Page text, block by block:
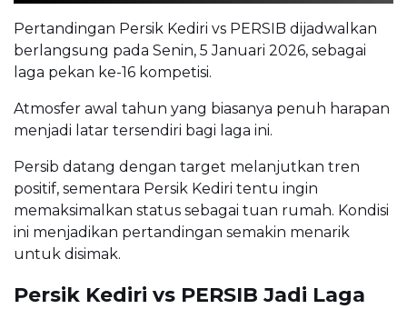
Pertandingan Persik Kediri vs PERSIB dijadwalkan
berlangsung pada Senin, 5 Januari 2026, sebagai
laga pekan ke-16 kompetisi.
Atmosfer awal tahun yang biasanya penuh harapan
menjadi latar tersendiri bagi laga ini.
Persib datang dengan target melanjutkan tren
positif, sementara Persik Kediri tentu ingin
memaksimalkan status sebagai tuan rumah. Kondisi
ini menjadikan pertandingan semakin menarik
untuk disimak.
Persik Kediri vs PERSIB Jadi Laga